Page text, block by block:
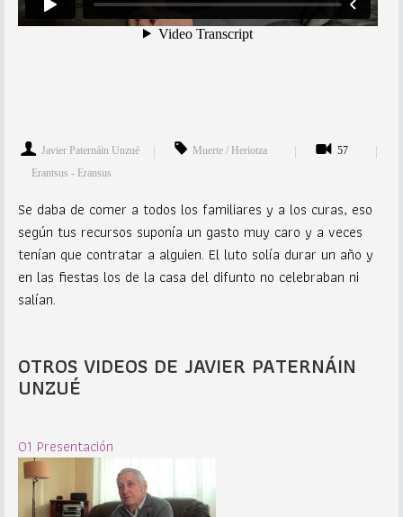
Javier Paternáin Unzué Muerte / Heriotza
57
Erantsus - Eransus
Se daba de comer a todos los familiares y a los curas, eso
según tus recursos suponía un gasto muy caro y a veces
tenían que contratar a alguien. El luto solía durar un año y
en las fiestas los de la casa del difunto no celebraban ni
salían.
OTROS VIDEOS DE JAVIER PATERNÁIN
UNZUÉ
01 Presentación